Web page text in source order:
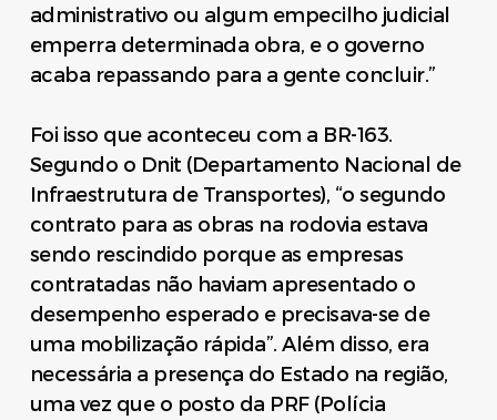
administrativo ou algum empecilho judicial
emperra determinada obra, e o governo
acaba repassando para a gente concluir.”
Foi isso que aconteceu com a BR-163.
Segundo o Dnit (Departamento Nacional de
Infraestrutura de Transportes), “o segundo
contrato para as obras na rodovia estava
sendo rescindido porque as empresas
contratadas não haviam apresentado o
desempenho esperado e precisava-se de
uma mobilização rápida”. Além disso, era
necessária a presença do Estado na região,
uma vez que o posto da PRF (Polícia